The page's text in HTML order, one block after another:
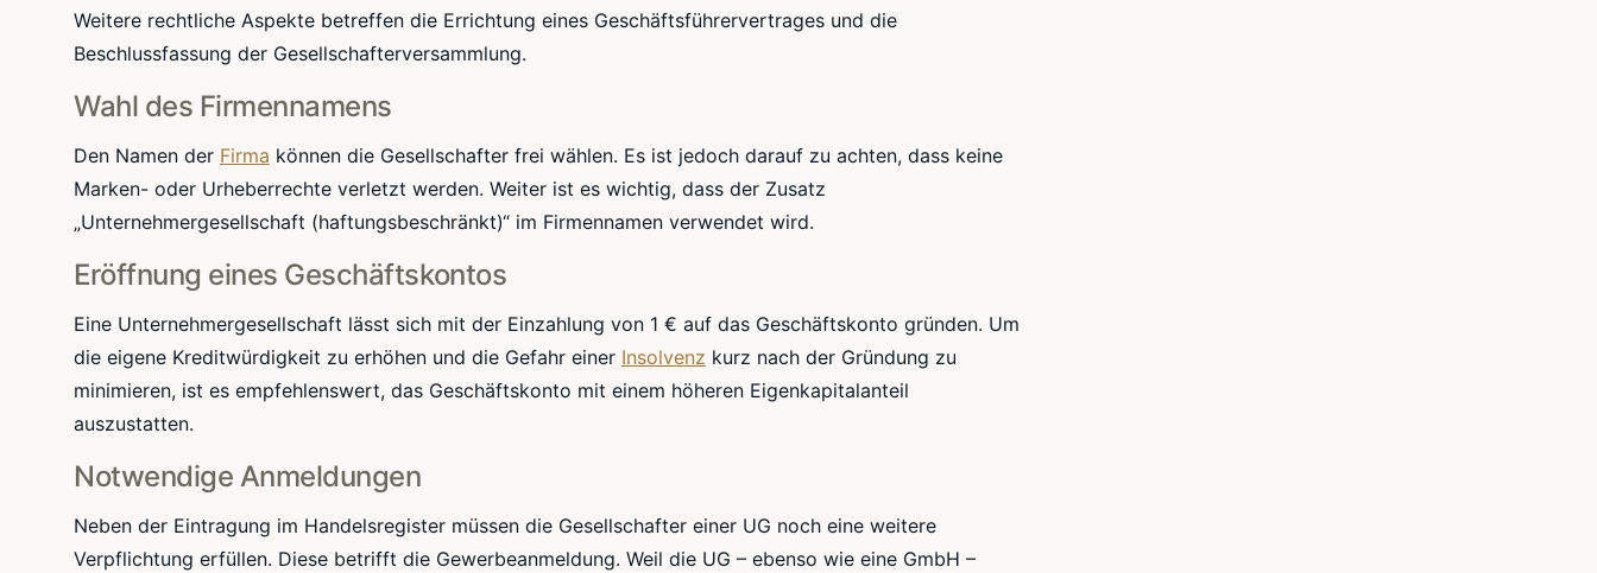
Weitere rechtliche Aspekte betreffen die Errichtung eines Geschäftsführervertrages und die
Beschlussfassung der Gesellschafterversammlung.
Wahl des Firmennamens
Den Namen der Firma können die Gesellschafter frei wählen. Es ist jedoch darauf zu achten, dass keine
Marken- oder Urheberrechte verletzt werden. Weiter ist es wichtig, dass der Zusatz
„Unternehmergesellschaft (haftungsbeschränkt)“ im Firmennamen verwendet wird.
Eröffnung eines Geschäftskontos
Eine Unternehmergesellschaft lässt sich mit der Einzahlung von 1 € auf das Geschäftskonto gründen. Um
die eigene Kreditwürdigkeit zu erhöhen und die Gefahr einer Insolvenz kurz nach der Gründung zu
minimieren, ist es empfehlenswert, das Geschäftskonto mit einem höheren Eigenkapitalanteil
auszustatten.
Notwendige Anmeldungen
Neben der Eintragung im Handelsregister müssen die Gesellschafter einer UG noch eine weitere
Verpflichtung erfüllen. Diese betrifft die Gewerbeanmeldung. Weil die UG – ebenso wie eine GmbH –